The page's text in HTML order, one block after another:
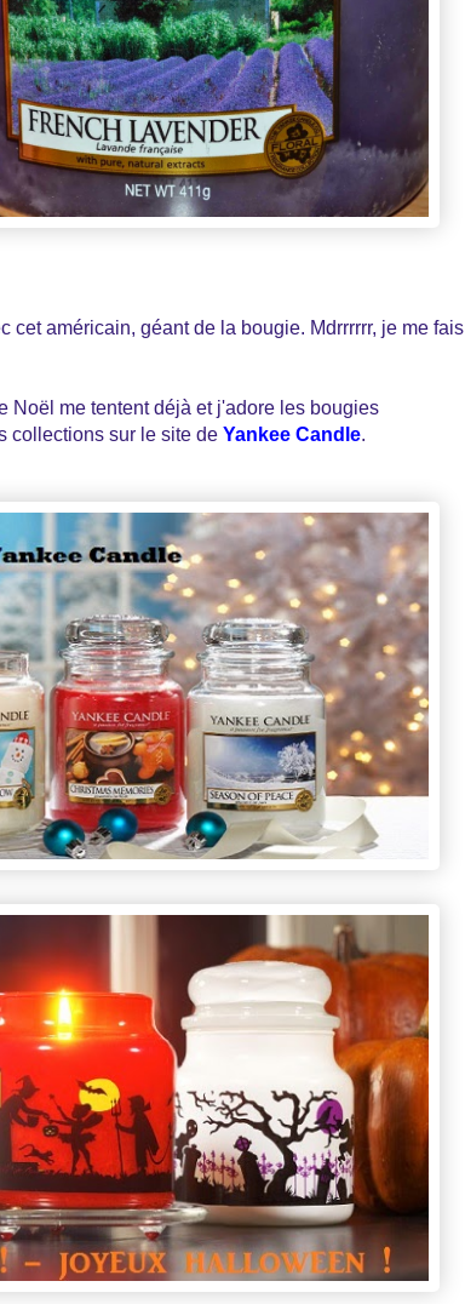
cet américain, géant de la bougie. Mdrrrrrr, je me fais
Noël me tentent déjà et j'adore les bougies
collections sur le site de Yankee Candle.